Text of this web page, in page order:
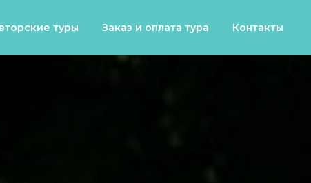
туры Заказ и оплата тура Контакты